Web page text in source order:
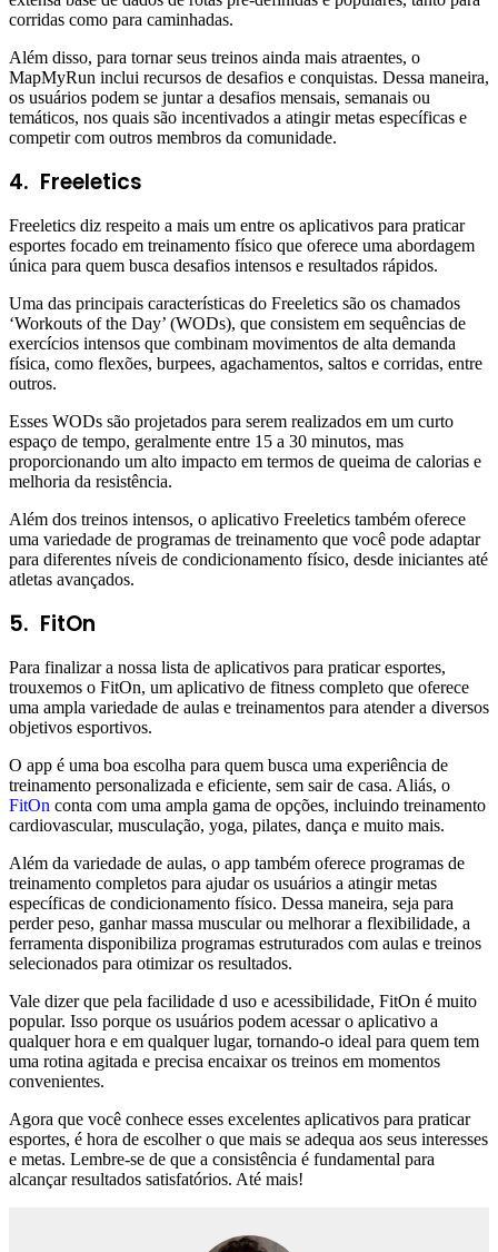
corridas como para caminhadas.
Além disso, para tornar seus treinos ainda mais atraentes, o
MapMyRun inclui recursos de desafios e conquistas. Dessa maneira,
os usuários podem se juntar a desafios mensais, semanais ou
temáticos, nos quais são incentivados a atingir metas específicas e
competir com outros membros da comunidade.
4. Freeletics
Freeletics diz respeito a mais um entre os aplicativos para praticar
esportes focado em treinamento físico que oferece uma abordagem
única para quem busca desafios intensos e resultados rápidos.
Uma das principais características do Freeletics são os chamados
‘Workouts of the Day’ (WODs), que consistem em sequências de
exercícios intensos que combinam movimentos de alta demanda
física, como flexões, burpees, agachamentos, saltos e corridas, entre
outros.
Esses WODs são projetados para serem realizados em um curto
espaço de tempo, geralmente entre 15 a 30 minutos, mas
proporcionando um alto impacto em termos de queima de calorias e
melhoria da resistência.
Além dos treinos intensos, o aplicativo Freeletics também oferece
uma variedade de programas de treinamento que você pode adaptar
para diferentes níveis de condicionamento físico, desde iniciantes até
atletas avançados.
5. FitOn
Para finalizar a nossa lista de aplicativos para praticar esportes,
trouxemos o FitOn, um aplicativo de fitness completo que oferece
uma ampla variedade de aulas e treinamentos para atender a diversos
objetivos esportivos.
O app é uma boa escolha para quem busca uma experiência de
treinamento personalizada e eficiente, sem sair de casa. Aliás, o
FitOn conta com uma ampla gama de opções, incluindo treinamento
cardiovascular, musculação, yoga, pilates, dança e muito mais.
Além da variedade de aulas, o app também oferece programas de
treinamento completos para ajudar os usuários a atingir metas
específicas de condicionamento físico. Dessa maneira, seja para
perder peso, ganhar massa muscular ou melhorar a flexibilidade, a
ferramenta disponibiliza programas estruturados com aulas e treinos
selecionados para otimizar os resultados.
Vale dizer que pela facilidade d uso e acessibilidade, FitOn é muito
popular. Isso porque os usuários podem acessar o aplicativo a
qualquer hora e em qualquer lugar, tornando-o ideal para quem tem
uma rotina agitada e precisa encaixar os treinos em momentos
convenientes.
Agora que você conhece esses excelentes aplicativos para praticar
esportes, é hora de escolher o que mais se adequa aos seus interesses
e metas. Lembre-se de que a consistência é fundamental para
alcançar resultados satisfatórios. Até mais!